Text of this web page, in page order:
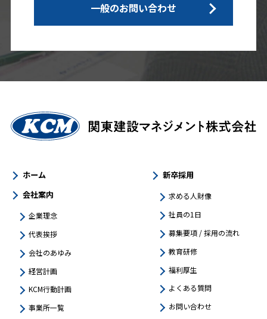
一般のお問い合わせ
ホーム
会社案内
企業理念
代表挨拶
会社のあゆみ
経営計画
KCM行動計画
事業所一覧
新卒採用
求める人財像
社員の1日
募集要項 / 採用の流れ
教育研修
福利厚生
よくある質問
お問い合わせ